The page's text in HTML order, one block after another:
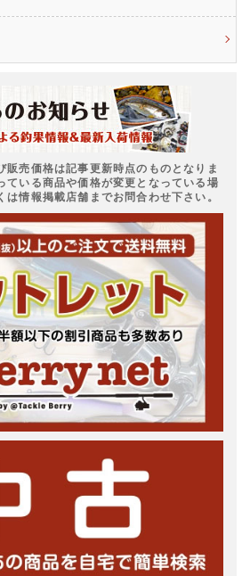
売価格は記事更新時点のものとなりま
ている商品や価格が変更となっている場
は情報掲載店舗までお問合わせ下さい。